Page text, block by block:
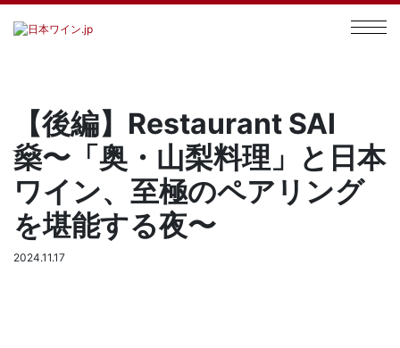
【後編】Restaurant SAI
燊〜「奥・山梨料理」と日本
ワイン、至極のペアリング
を堪能する夜〜
2024.11.17